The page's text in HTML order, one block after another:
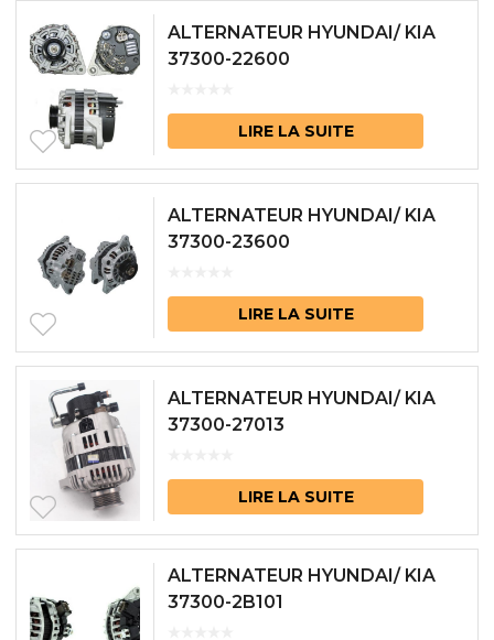
ALTERNATEUR HYUNDAI/ KIA
37300-22600
LIRE LA SUITE
ALTERNATEUR HYUNDAI/ KIA
37300-23600
LIRE LA SUITE
ALTERNATEUR HYUNDAI/ KIA
37300-27013
LIRE LA SUITE
ALTERNATEUR HYUNDAI/ KIA
37300-2B101